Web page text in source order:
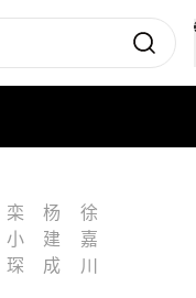
栾
小
琛
杨
建
成
徐
嘉
川